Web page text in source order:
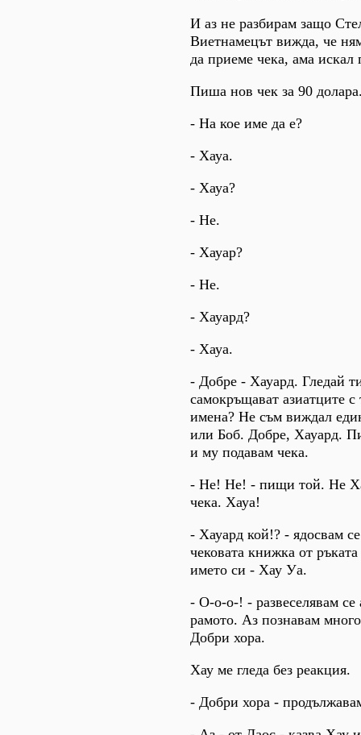
И аз не разбирам защо
Виетнамецът вижда, че
да приеме чека, ама искал
Пиша нов чек за 90
- На кое име да е?
- Хауа.
- Хауа?
- Не.
- Хауар?
- Не.
- Хауард?
- Хауа.
- Добре - Хауард. Гледай
самокръщават азиатците с
имена? Не съм виждал
или Боб. Добре, Хауард.
и му подавам чека.
- Не! Не! - пищи той. Не
чека. Хауа!
- Хауард кой!? - ядосвам
чековата книжка от
името си - Хау Уа.
- О-о-о-! - развеселявам се
рамото. Аз познавам
Добри хора.
Хау ме гледа без реакция.
- Добри хора -